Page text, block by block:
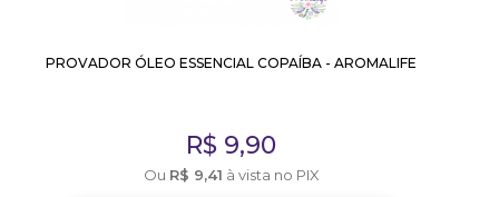
PROVADOR ÓLEO ESSENCIAL COPAÍBA - AROMALIFE
R$ 9,90
Ou R$ 9,41 à vista no PIX